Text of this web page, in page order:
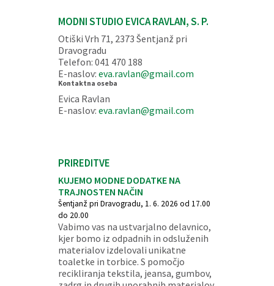
MODNI STUDIO EVICA RAVLAN, S. P.
Otiški Vrh 71, 2373 Šentjanž pri
Dravogradu
Telefon: 041 470 188
E-naslov: eva.ravlan@gmail.com
Kontaktna oseba
Evica Ravlan
E-naslov: eva.ravlan@gmail.com
PRIREDITVE
KUJEMO MODNE DODATKE NA
TRAJNOSTEN NAČIN
Šentjanž pri Dravogradu, 1. 6. 2026 od 17.00
do 20.00
Vabimo vas na ustvarjalno delavnico,
kjer bomo iz odpadnih in odsluženih
materialov izdelovali unikatne
toaletke in torbice. S pomočjo
recikliranja tekstila, jeansa, gumbov,